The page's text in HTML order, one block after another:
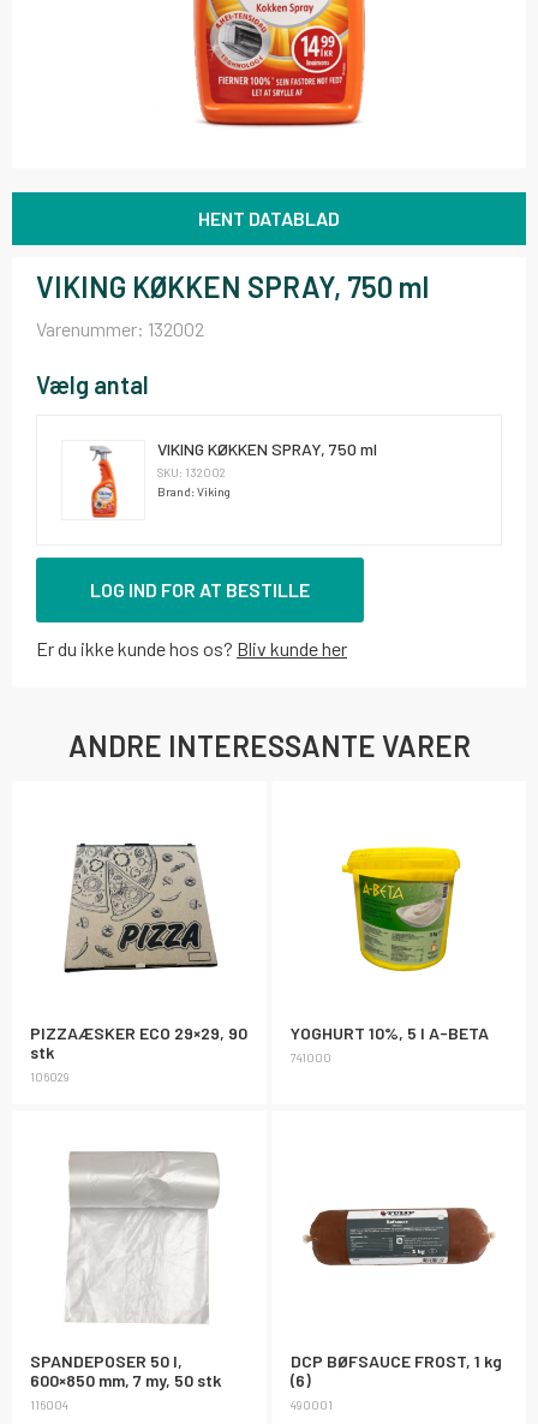
HENT DATABLAD
VIKING KØKKEN SPRAY, 750 ml
Varenummer: 132002
Vælg antal
VIKING KØKKEN SPRAY, 750 ml
SKU: 132002
Brand: Viking
LOG IND FOR AT BESTILLE
Er du ikke kunde hos os? Bliv kunde her
ANDRE INTERESSANTE VARER
PIZZAÆSKER ECO 29×29, 90
stk
106029
YOGHURT 10%, 5 l A-BETA
741000
SPANDEPOSER 50 l,
600×850 mm, 7 my, 50 stk
116004
DCP BØFSAUCE FROST, 1 kg
(6)
490001